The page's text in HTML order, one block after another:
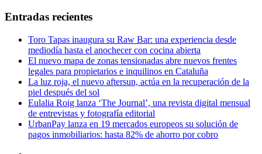
Entradas recientes
Toro Tapas inaugura su Raw Bar: una experiencia desde
mediodía hasta el anochecer con cocina abierta
El nuevo mapa de zonas tensionadas abre nuevos frentes
legales para propietarios e inquilinos en Cataluña
La luz roja, el nuevo aftersun, actúa en la recuperación de la
piel después del sol
Eulalia Roig lanza ‘The Journal’, una revista digital mensual
de entrevistas y fotografía editorial
UrbanPay lanza en 19 mercados europeos su solución de
pagos inmobiliarios: hasta 82% de ahorro por cobro